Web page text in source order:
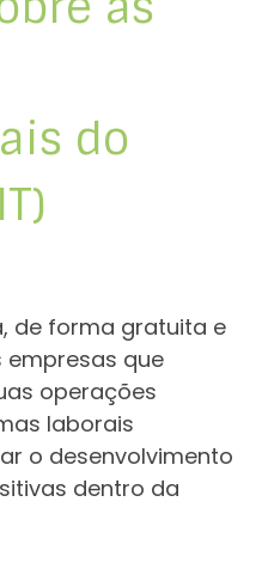
do
de forma gratuita e
que
operações
laborais
o desenvolvimento
dentro da